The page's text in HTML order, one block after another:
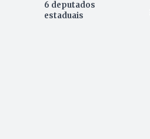
6 deputados
estaduais